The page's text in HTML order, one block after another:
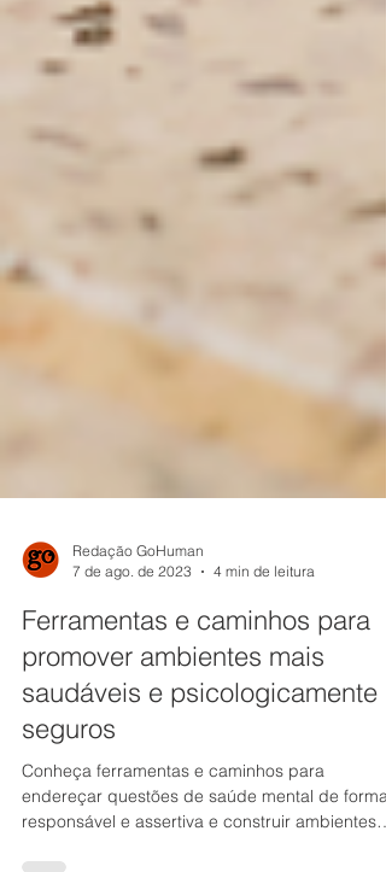
7 de ago. de 2023
4 min de leitura
Ferramentas e caminhos para
promover ambientes mais
saudáveis e psicologicamente
seguros
Conheça ferramentas e caminhos para
endereçar questões de saúde mental de forma
responsável e assertiva e construir ambientes